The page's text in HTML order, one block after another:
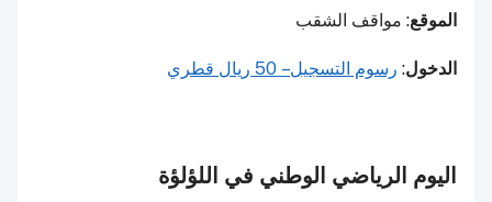
الموقع: مواقف الشقب
الدخول: رسوم التسجيل – 50 ريال قطري
اليوم الرياضي الوطني في اللؤلؤة